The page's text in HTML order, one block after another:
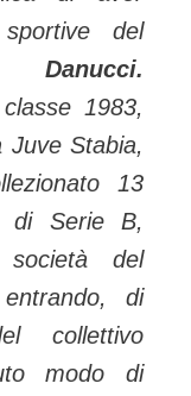
del
1983,
Juve Stabia,
13
di Serie B,
del
di
collettivo
modo di